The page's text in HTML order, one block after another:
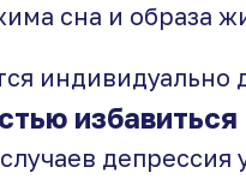
сна и образа
индивидуально
избавиться